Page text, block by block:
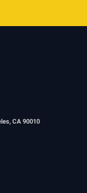
CA 90010